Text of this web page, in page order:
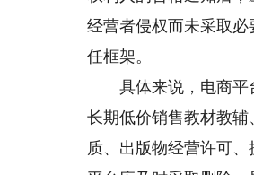
经营者侵权而未采取
任框架。
具体来说，电商平台
长期低价销售教材教
质、出版物经营许可